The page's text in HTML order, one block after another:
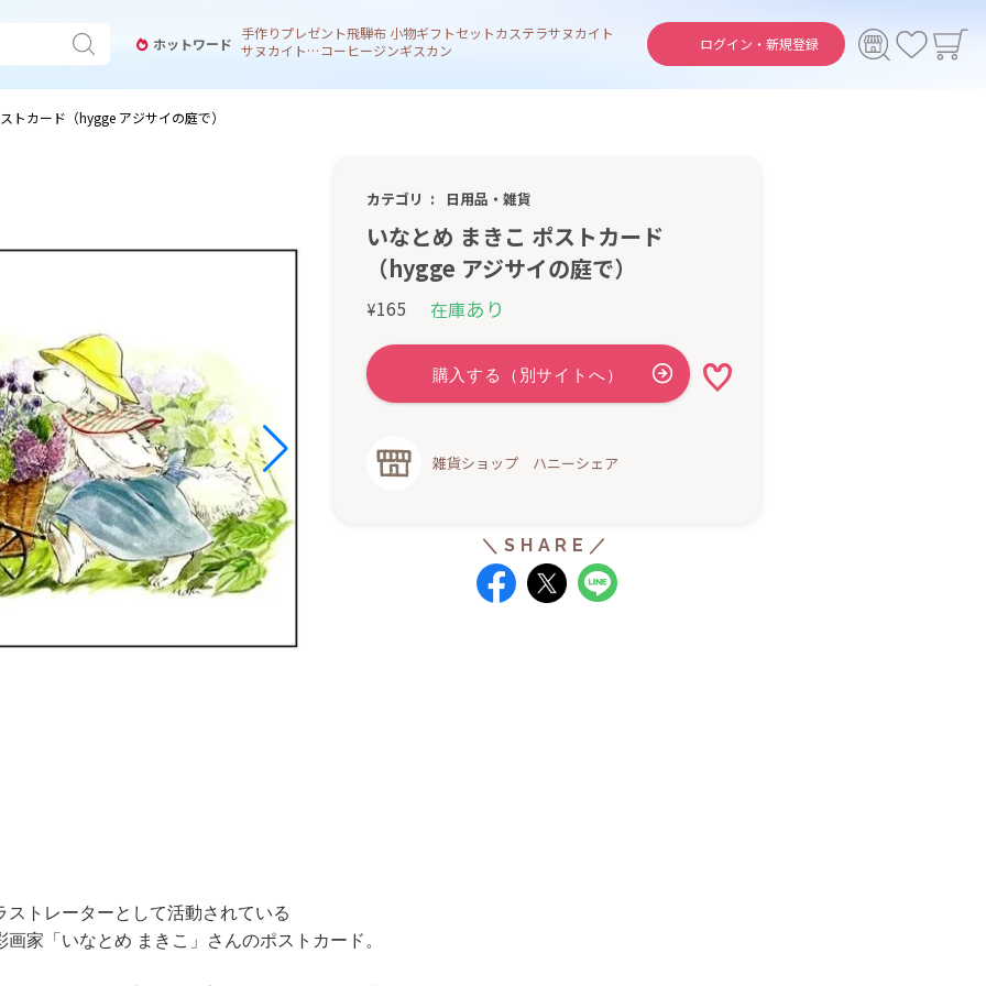
ログイン・ 新規登録
ホットワード
手作りプレゼント飛騨布 小物ギフトセットカステラサヌカイト
サヌカイト 風鈴コーヒージンギスカン
トカード（hygge アジサイの庭で）
カテゴリ 日用品・雑貨
いなとめ まきこ ポストカード
（hygge アジサイの庭で）
¥165 在庫あり
雑貨ショップ ハニーシェア
ストレーターとして活動されている
画家「いなとめ まきこ」さんのポストカード。